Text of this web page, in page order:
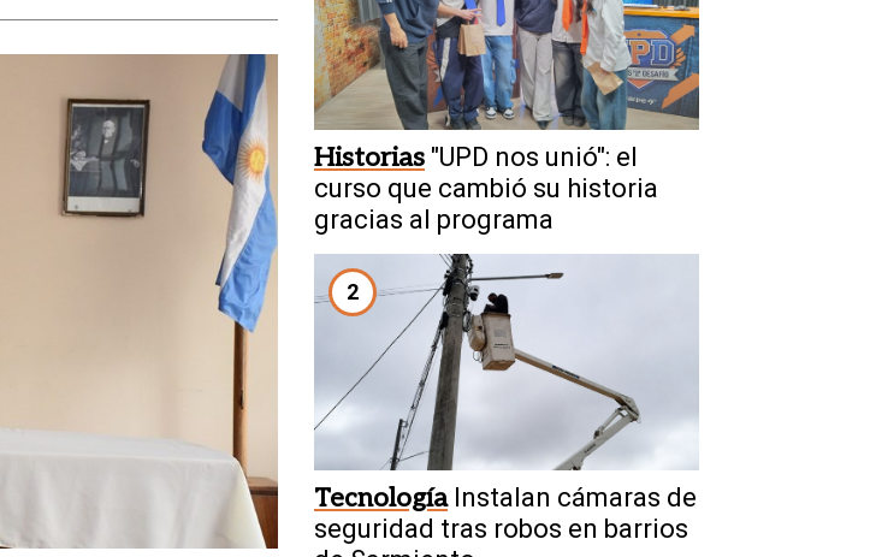
Historias "UPD nos unió": el
curso que cambió su historia
gracias al programa
2
Tecnología Instalan cámaras de
seguridad tras robos en barrios